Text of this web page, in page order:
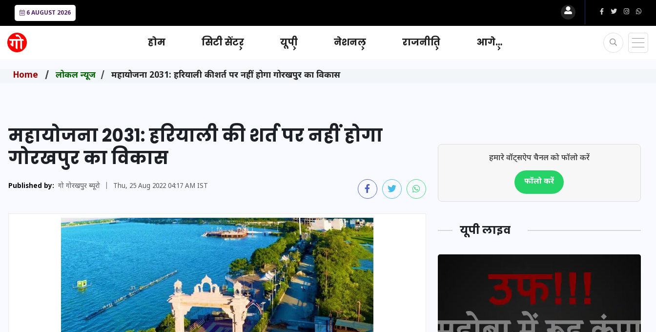
6 AUGUST 2026
होम सिटी सेंटर यूपी नेशनल राजनीति आगे…
Home लोकल न्यूज महायोजना 2031: हरियाली की शर्त पर नहीं होगा गोरखपुर का विकास
महायोजना 2031: हरियाली की शर्त पर नहीं होगा
गोरखपुर का विकास
Published by: गो गोरखपुर ब्यूरो Thu, 25 Aug 2022 04:17 AM IST
हमारे वॉट्सऐप चैनल को फॉलो करें
फॉलो करें
यूपी लाइव